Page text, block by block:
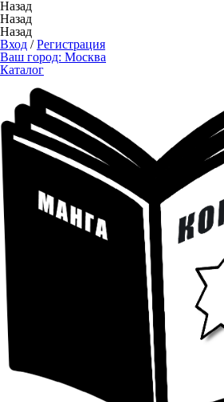
Назад
Назад
Назад
Вход /Регистрация
Ваш город: Москва
Каталог